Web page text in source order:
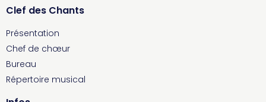
Clef des Chants
Présentation
Chef de chœur
Bureau
Répertoire musical